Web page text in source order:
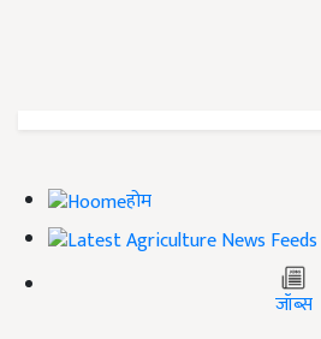
होम
जॉब्स